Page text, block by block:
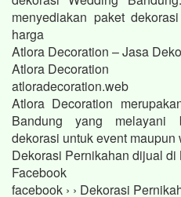
menyediakan paket
harga
Atlora Decoration – Jasa
Atlora Decoration
atloradecoration.web
Atlora Decoration
Bandung yang melayani
dekorasi untuk event maupun
Dekorasi Pernikahan dijual di
Facebook
facebook › › Dekorasi